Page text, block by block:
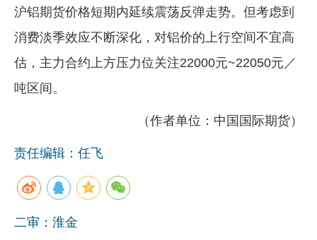
沪铝期货价格短期内延续震荡反弹走势。但考虑到
消费淡季效应不断深化，对铝价的上行空间不宜高
估，主力合约上方压力位关注22000元~22050元／
吨区间。
（作者单位：中国国际期货）
责任编辑：任飞
二审：淮金